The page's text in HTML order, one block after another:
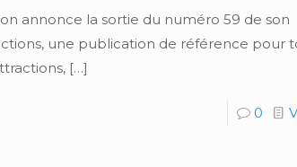
annonce la sortie du numéro 59 de son
une publication de référence pour
[…]
0